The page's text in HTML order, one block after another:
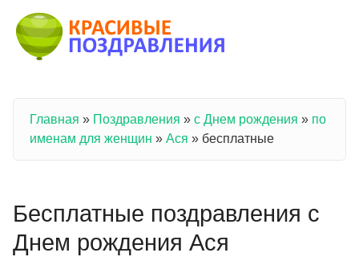
Вы здесь
Главная » Поздравления » с Днем рождения » по
именам для женщин » Ася » бесплатные
Бесплатные поздравления с
Днем рождения Ася